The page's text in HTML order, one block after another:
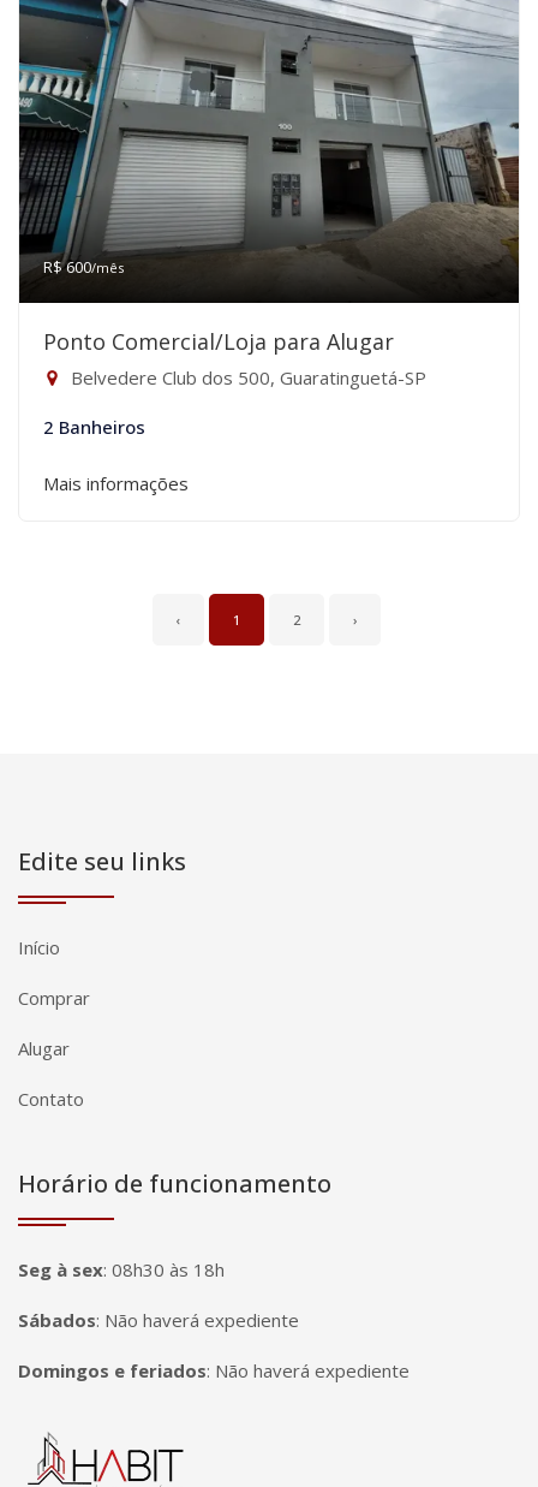
R$ 600/mês
Ponto Comercial/Loja para Alugar
Belvedere Club dos 500, Guaratinguetá-SP
2 Banheiros
Mais informações
‹ 1 2 ›
Edite seu links
Início
Comprar
Alugar
Contato
Horário de funcionamento
Seg à sex: 08h30 às 18h
Sábados: Não haverá expediente
Domingos e feriados: Não haverá expediente
Página inicial